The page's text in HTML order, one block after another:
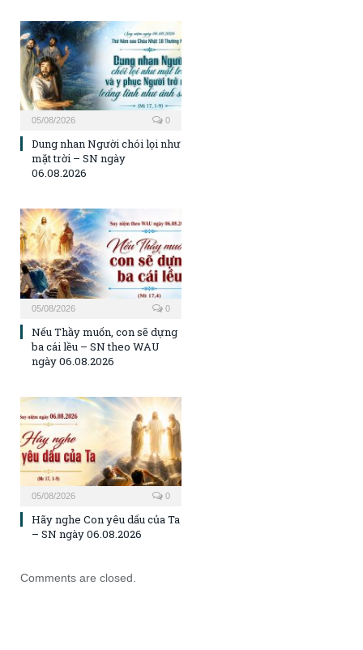
05/08/2026 0
Dung nhan Người chói lọi như
mặt trời – SN ngày
06.08.2026
05/08/2026 0
Nếu Thầy muốn, con sẽ dựng
ba cái lều – SN theo WAU
ngày 06.08.2026
05/08/2026 0
Hãy nghe Con yêu dấu của Ta
– SN ngày 06.08.2026
Comments are closed.